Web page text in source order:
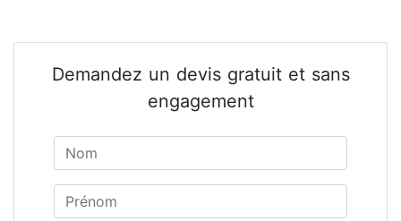
Demandez un devis gratuit et sans
engagement
Prénom